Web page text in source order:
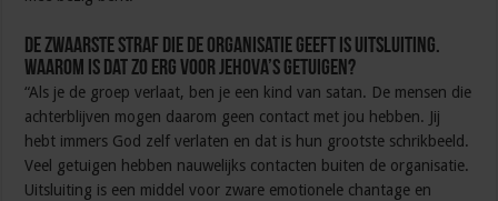
De zwaarste straf die de organisatie geeft is uitsluiting.
Waarom is dat zo erg voor Jehova’s Getuigen?
“Als je de groep verlaat, ben je een kind van satan. De mensen die
achterblijven mogen daarom geen contact met jou hebben. Jij
hebt immers God zelf verlaten en dat is hun grootste schrikbeeld.
Veel getuigen hebben nauwelijks contacten buiten de organisatie.
Uitsluiting is een middel voor zware emotionele chantage en